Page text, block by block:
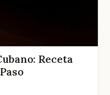
Receta